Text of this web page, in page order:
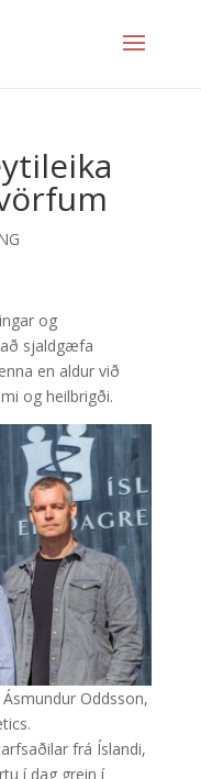
og
sjaldgæfa
en aldur við
og heilbrigði.
Oddsson,
frá Íslandi,
í dag grein í